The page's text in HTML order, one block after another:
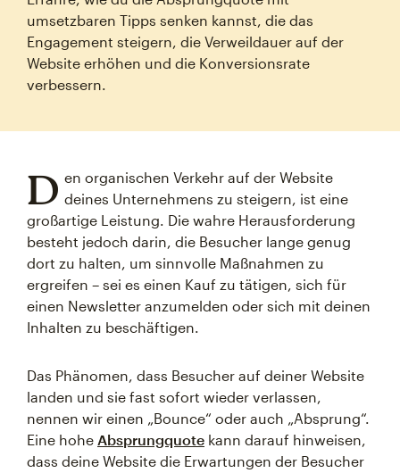
umsetzbaren Tipps senken kannst, die das
Engagement steigern, die Verweildauer auf der
Website erhöhen und die Konversionsrate
verbessern.
D en organischen Verkehr auf der Website
deines Unternehmens zu steigern, ist eine
großartige Leistung. Die wahre Herausforderung
besteht jedoch darin, die Besucher lange genug
dort zu halten, um sinnvolle Maßnahmen zu
ergreifen – sei es einen Kauf zu tätigen, sich für
einen Newsletter anzumelden oder sich mit deinen
Inhalten zu beschäftigen.
Das Phänomen, dass Besucher auf deiner Website
landen und sie fast sofort wieder verlassen,
nennen wir einen „Bounce“ oder auch „Absprung“.
Eine hohe Absprungquote kann darauf hinweisen,
dass deine Website die Erwartungen der Besucher